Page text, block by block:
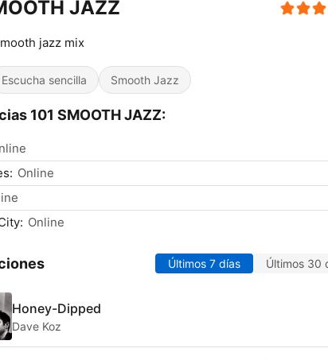
JAZZ
jazz mix
Escucha sencilla Smooth Jazz
101 SMOOTH JAZZ:
Online
Online
Últimos 7 días Últimos 30
Honey-Dipped
Dave Koz